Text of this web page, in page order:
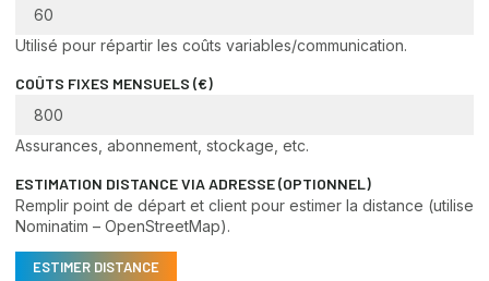
Utilisé pour répartir les coûts variables/communication.
COÛTS FIXES MENSUELS (€)
Assurances, abonnement, stockage, etc.
ESTIMATION DISTANCE VIA ADRESSE (OPTIONNEL)
Remplir point de départ et client pour estimer la distance (utilise
Nominatim – OpenStreetMap).
ESTIMER DISTANCE